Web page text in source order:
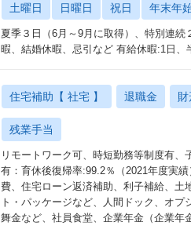
土曜日 日曜日 祝日 年末年
夏季３日（6月～9月に取得）、特別連
暇、結婚休暇、忌引など 有給休暇:1日、
住宅補助【 社宅 】 退職金
残業手当
リモートワーク可、時短勤務等制度有
有：育休後復帰率:99.2％（2021年度実
費、住宅ローン返済補助、利子補給、土
ト・パッケージなど、人間ドック、オ
舞金など、社員食堂、企業年金（企業年